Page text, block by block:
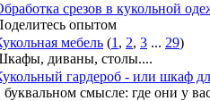
срезов в кукольной
опытом
мебель (1 , 2, 3 ... 29)
диваны, столы....
гардероб - или шкаф
буквальном смысле: где они у